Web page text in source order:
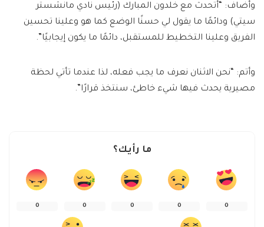
وأضاف: “أتحدث مع خلدون المبارك (رئيس نادي مانشستر
سيتي) ودائمًا ما يقول لي حسنًا الوضع كما هو وعلينا تحسين
الفريق وعلينا التخطيط للمستقبل، دائمًا ما يكون إيجابيًا”.
وأتم: “نحن الاثنان نعرف ما يجب فعله، لذا عندما تأتي لحظة
مصيرية يحدث فيها شيء خاطئ، سنتخذ قرارًا”.
ما رأيك؟
0
0
0
0
0